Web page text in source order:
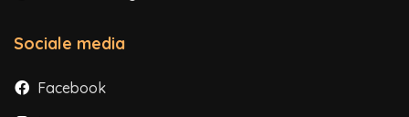
Sociale media
Facebook